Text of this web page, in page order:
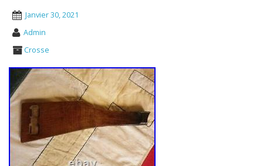
Janvier 30, 2021
Admin
Crosse